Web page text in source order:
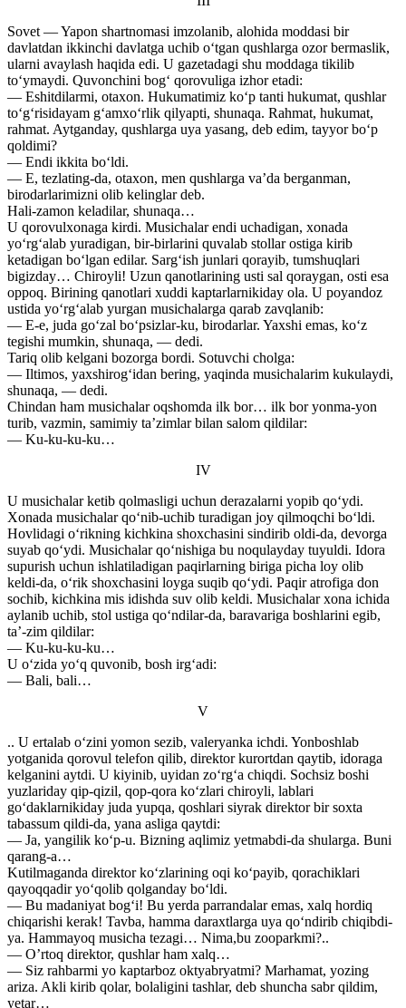
Sovet — Yapon shartnomasi imzolanib, alohida moddasi bir
davlatdan ikkinchi davlatga uchib o‘tgan qushlarga ozor bermaslik,
ularni avaylash haqida edi. U gazetadagi shu moddaga tikilib
to‘ymaydi. Quvonchini bog‘ qorovuliga izhor etadi:
— Eshitdilarmi, otaxon. Hukumatimiz ko‘p tanti hukumat, qushlar
to‘g‘risidayam g‘amxo‘rlik qilyapti, shunaqa. Rahmat, hukumat,
rahmat. Aytganday, qushlarga uya yasang, deb edim, tayyor bo‘p
qoldimi?
— Endi ikkita bo‘ldi.
— E, tezlating-da, otaxon, men qushlarga va’da berganman,
birodarlarimizni olib kelinglar deb.
Hali-zamon keladilar, shunaqa…
U qorovulxonaga kirdi. Musichalar endi uchadigan, xonada
yo‘rg‘alab yuradigan, bir-birlarini quvalab stollar ostiga kirib
ketadigan bo‘lgan edilar. Sarg‘ish junlari qorayib, tumshuqlari
bigizday… Chiroyli! Uzun qanotlarining usti sal qoraygan, osti esa
oppoq. Birining qanotlari xuddi kaptarlarnikiday ola. U poyandoz
ustida yo‘rg‘alab yurgan musichalarga qarab zavqlanib:
— E-e, juda go‘zal bo‘psizlar-ku, birodarlar. Yaxshi emas, ko‘z
tegishi mumkin, shunaqa, — dedi.
Tariq olib kelgani bozorga bordi. Sotuvchi cholga:
— Iltimos, yaxshirog‘idan bering, yaqinda musichalarim kukulaydi,
shunaqa, — dedi.
Chindan ham musichalar oqshomda ilk bor… ilk bor yonma-yon
turib, vazmin, samimiy ta’zimlar bilan salom qildilar:
— Ku-ku-ku-ku…
IV
U musichalar ketib qolmasligi uchun derazalarni yopib qo‘ydi.
Xonada musichalar qo‘nib-uchib turadigan joy qilmoqchi bo‘ldi.
Hovlidagi o‘rikning kichkina shoxchasini sindirib oldi-da, devorga
suyab qo‘ydi. Musichalar qo‘nishiga bu noqulayday tuyuldi. Idora
supurish uchun ishlatiladigan paqirlarning biriga picha loy olib
keldi-da, o‘rik shoxchasini loyga suqib qo‘ydi. Paqir atrofiga don
sochib, kichkina mis idishda suv olib keldi. Musichalar xona ichida
aylanib uchib, stol ustiga qo‘ndilar-da, baravariga boshlarini egib,
ta’-zim qildilar:
— Ku-ku-ku-ku…
U o‘zida yo‘q quvonib, bosh irg‘adi:
— Bali, bali…
V
.. U ertalab o‘zini yomon sezib, valeryanka ichdi. Yonboshlab
yotganida qorovul telefon qilib, direktor kurortdan qaytib, idoraga
kelganini aytdi. U kiyinib, uyidan zo‘rg‘a chiqdi. Sochsiz boshi
yuzlariday qip-qizil, qop-qora ko‘zlari chiroyli, lablari
go‘daklarnikiday juda yupqa, qoshlari siyrak direktor bir soxta
tabassum qildi-da, yana asliga qaytdi:
— Ja, yangilik ko‘p-u. Bizning aqlimiz yetmabdi-da shularga. Buni
qarang-a…
Kutilmaganda direktor ko‘zlarining oqi ko‘payib, qorachiklari
qayoqqadir yo‘qolib qolganday bo‘ldi.
— Bu madaniyat bog‘i! Bu yerda parrandalar emas, xalq hordiq
chiqarishi kerak! Tavba, hamma daraxtlarga uya qo‘ndirib chiqibdi-
ya. Hammayoq musicha tezagi… Nima,bu zooparkmi?..
— O’rtoq direktor, qushlar ham xalq…
— Siz rahbarmi yo kaptarboz oktyabryatmi? Marhamat, yozing
ariza. Akli kirib qolar, bolaligini tashlar, deb shuncha sabr qildim,
yetar…